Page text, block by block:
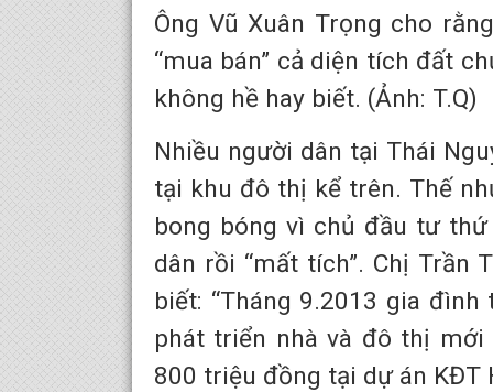
Ông Vũ Xuân Trọng cho
“mua bán” cả diện tích đất
không hề hay biết. (Ảnh: T.Q)
Nhiều người dân tại Thái
tại khu đô thị kể trên. Thế
bong bóng vì chủ đầu tư
dân rồi “mất tích”. Chị Trần
biết: “Tháng 9.2013 gia
phát triển nhà và đô thị
800 triệu đồng tại dự án KĐT